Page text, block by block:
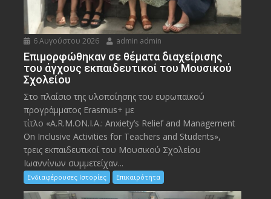
6 Αυγούστου 2026 admin admin
Eπιμορφώθηκαν σε θέματα διαχείρισης
του άγχους εκπαιδευτικοί του Μουσικού
Σχολείου
Στο πλαίσιο της υλοποίησης του ευρωπαϊκού
προγράμματος Erasmus+ με
τίτλο «A.R.M.ON.I.A.: Anxiety’s Relief and Management
On Inclusive Activities for Teachers and Students»,
τρεις εκπαιδευτικοί του Μουσικού Σχολείου
Ιωαννίνων συμμετείχαν...
Ενδιαφέρουσες Ιστορίες Επικαιρότητα